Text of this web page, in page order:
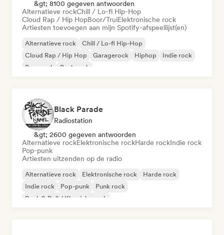
&gt; 8100 gegeven antwoorden
Alternatieve rockChill / Lo-fi Hip-Hop
Cloud Rap / Hip HopBoor/TruiElektronische rock
Artiesten toevoegen aan mijn Spotify-afspeellijst(en)
Alternatieve rock
Chill / Lo-fi Hip-Hop
Cloud Rap / Hip Hop
Garagerock Hiphop
Indie rock
Pop-punk
Punk rock
Black Parade
Radiostation
&gt; 2600 gegeven antwoorden
Alternatieve rockElektronische rockHarde rockIndie rock
Pop-punk
Artiesten uitzenden op de radio
Alternatieve rock Elektronische rock
Harde rock
Indie rock
Pop-punk
Punk rock
Rock & Roll / Klassieke rock